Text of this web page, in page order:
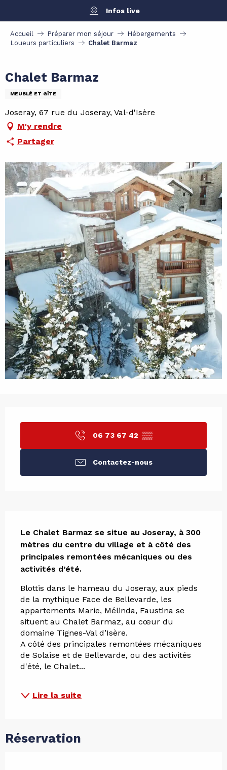
contenu
principal
Infos live
Accueil Préparer mon séjour
Hébergements
Loueurs particuliers
Chalet Barmaz
Chalet Barmaz
MEUBLÉ ET GÎTE
Joseray, 67 rue du Joseray, Val-d'Isère
M'y rendre
Partager
Ouverture et coordonnées
06 73 67 42 ▒▒
Contactez-nous
Le Chalet Barmaz se situe au Joseray, à 300
mètres du centre du village et à côté des
principales remontées mécaniques ou des
activités d’été.
Blottis dans le hameau du Joseray, aux pieds
de la mythique Face de Bellevarde, les
appartements Marie, Mélinda, Faustina se
situent au Chalet Barmaz, au cœur du
domaine Tignes-Val d’Isère.
A côté des principales remontées mécaniques
de Solaise et de Bellevarde, ou des activités
d'été, le Chalet...
Lire la suite
Réservation